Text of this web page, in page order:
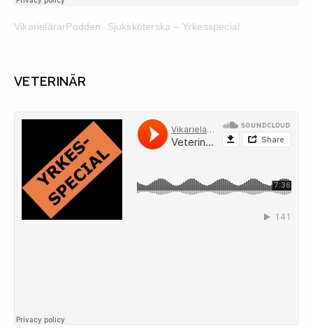
VikarielärarPodden · Sjuksköterska – Yrkesspecial
VETERINÄR